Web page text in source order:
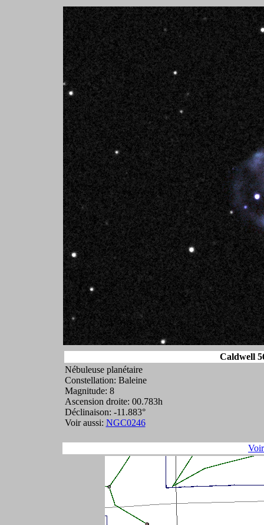
Caldwell
Nébuleuse planétaire
Constellation: Baleine
Magnitude: 8
Ascension droite: 00.783h
Déclinaison: -11.883°
Voir aussi: NGC0246